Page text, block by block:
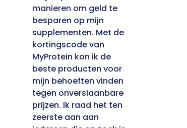
manieren om geld te
besparen op mijn
supplementen. Met de
kortingscode van
MyProtein kon ik de
beste producten voor
mijn behoeften vinden
tegen onverslaanbare
prijzen. Ik raad het ten
zeerste aan aan